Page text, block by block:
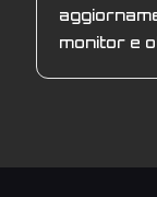
monitor e